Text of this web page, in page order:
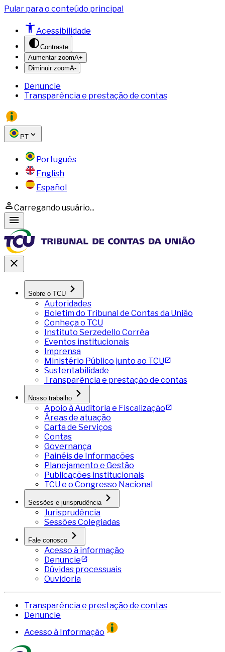
Pular para o conteúdo principal
Acessibilidade
Contraste
Aumentar zoomA+
Diminuir zoomA-
Denuncie
Transparência e prestação de contas
PT
Português
English
Español
Carregando usuário...
Sobre o TCU
Autoridades
Boletim do Tribunal de Contas da União
Conheça o TCU
Instituto Serzedello Corrêa
Eventos institucionais
Imprensa
Ministério Público junto ao TCU
Sustentabilidade
Transparência e prestação de contas
Nosso trabalho
Apoio à Auditoria e Fiscalização
Áreas de atuação
Carta de Serviços
Contas
Governança
Painéis de Informações
Planejamento e Gestão
Publicações institucionais
TCU e o Congresso Nacional
Sessões e jurisprudência
Jurisprudência
Sessões Colegiadas
Fale conosco
Acesso à informação
Denuncie
Dúvidas processuais
Ouvidoria
Transparência e prestação de contas
Denuncie
Acesso à Informação